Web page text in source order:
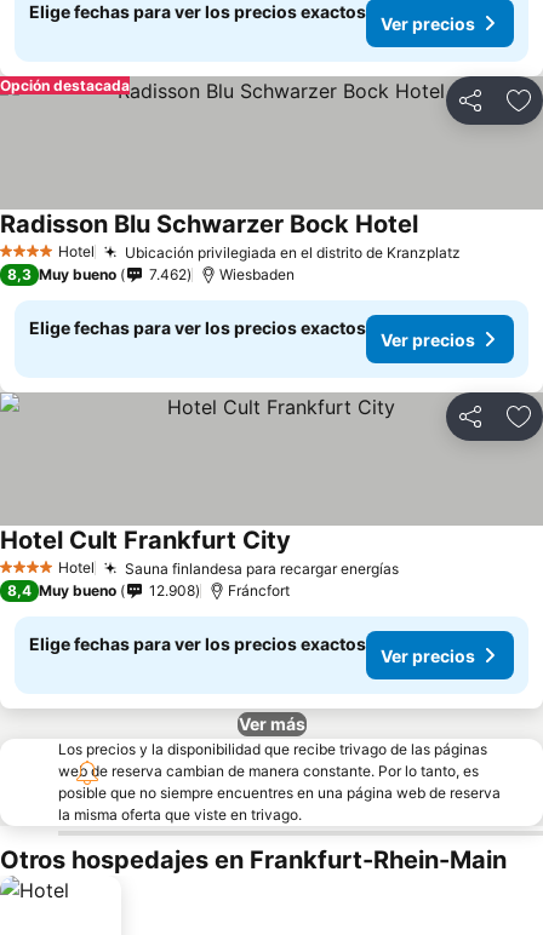
Elige fechas para ver los precios exactos
Ver precios
Compartir
Opción destacada
4 EstrellasHotel Ubicación privilegiada en el distrito de Kranzplatz
Radisson Blu Schwarzer Bock Hotel
8,3 Muy bueno 7.462 Wiesbaden
Elige fechas para ver los precios exactos
Ver precios
Compartir
4 EstrellasHotel Sauna finlandesa para recargar energías
Hotel Cult Frankfurt City
8,4 Muy bueno 12.908 Fráncfort
Elige fechas para ver los precios exactos
Ver precios
Ver más
Los precios y la disponibilidad que recibe trivago de las páginas
web de reserva cambian de manera constante. Por lo tanto, es
posible que no siempre encuentres en una página web de reserva
la misma oferta que viste en trivago.
Otros hospedajes en Frankfurt-Rhein-Main